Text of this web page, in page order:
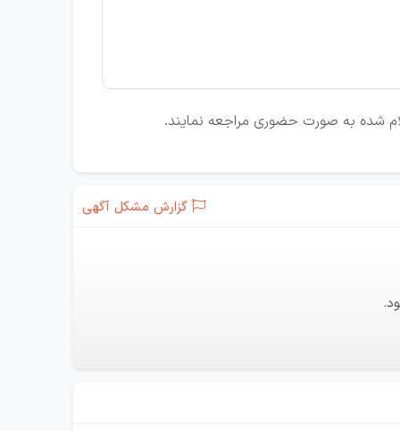
شده به صورت حضوری مراجعه نمایند.
گزارش مشکل آگهی